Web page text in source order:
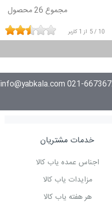
مجموع 26 محصول
5 / 10 از 1 کاربر
خدمات مشتریان
اجناس عمده یاب کالا
مزایدات یاب کالا
هر هفته یاب کالا